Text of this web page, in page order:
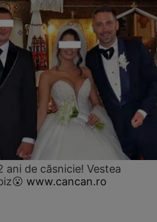
ani de căsnicie! Vestea
www.cancan.ro